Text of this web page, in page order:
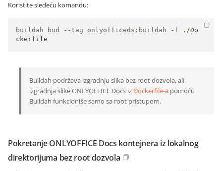
Koristite sledeću komandu:
buildah bud --tag onlyofficeds : buildah - f ./Do
ckerfile
Buildah podržava izgradnju slika bez root dozvola, ali
izgradnja slike ONLYOFFICE Docs iz Dockerfile-a pomoću
Buildah funkcioniše samo sa root pristupom.
Pokretanje ONLYOFFICE Docs kontejnera iz lokalnog
direktorijuma bez root dozvola